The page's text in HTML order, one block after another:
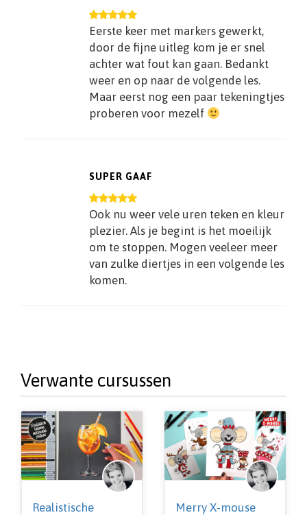
Eerste keer met markers gewerkt,
door de fijne uitleg kom je er snel
achter wat fout kan gaan. Bedankt
weer en op naar de volgende les.
Maar eerst nog een paar tekeningtjes
proberen voor mezelf
SUPER GAAF
Ook nu weer vele uren teken en kleur
plezier. Als je begint is het moeilijk
om te stoppen. Mogen veeleer meer
van zulke diertjes in een volgende les
komen.
Verwante cursussen
Realistische
Merry X-mouse